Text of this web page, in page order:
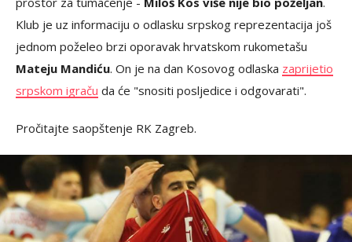
Klub je uz informaciju o odlasku srpskog reprezentacija još
jednom poželeo brzi oporavak hrvatskom rukometašu
Mateju Mandiću. On je na dan Kosovog odlaska zaprijetio
srpskom igraču da će "snositi posljedice i odgovarati".
Pročitajte saopštenje RK Zagreb.